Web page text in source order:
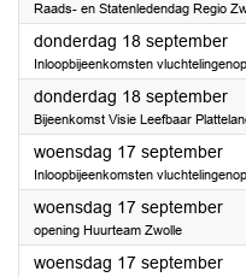
Raads- en Statenledendag Regio
donderdag 18 september
Inloopbijeenkomsten
donderdag 18 september
Bijeenkomst Visie Leefbaar
woensdag 17 september
Inloopbijeenkomsten
woensdag 17 september
opening Huurteam Zwolle
woensdag 17 september